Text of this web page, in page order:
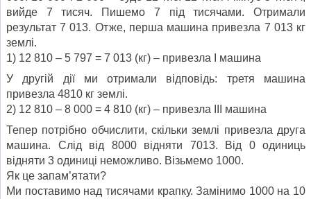
вийде 7 тисяч. Пишемо 7 під тисячами. Отримали
результат 7 013. Отже, перша машина привезла 7 013 кг
землі.
1) 12 810 – 5 797 = 7 013 (кг) – привезла І машина
У другій дії ми отримали відповідь: третя машина
привезла 4810 кг землі.
2) 12 810 – 8 000 = 4 810 (кг) – привезла ІІІ машина
Тепер потрібно обчислити, скільки землі привезла друга
машина. Слід від 8000 відняти 7013. Від 0 одиниць
відняти 3 одиниці неможливо. Візьмемо 1000.
Як це запам’ятати?
Ми поставимо над тисячами крапку. Замінимо 1000 на 10